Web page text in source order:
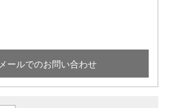
メールでのお問い合わせ